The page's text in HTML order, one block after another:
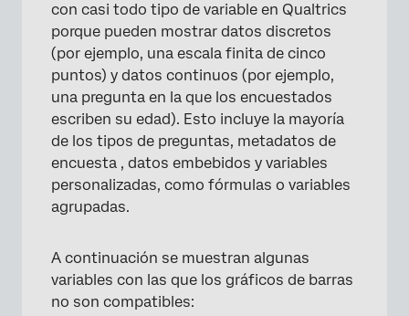
con casi todo tipo de variable en Qualtrics
porque pueden mostrar datos discretos
(por ejemplo, una escala finita de cinco
puntos) y datos continuos (por ejemplo,
una pregunta en la que los encuestados
escriben su edad). Esto incluye la mayoría
de los tipos de preguntas, metadatos de
encuesta , datos embebidos y variables
personalizadas, como fórmulas o variables
agrupadas.
A continuación se muestran algunas
variables con las que los gráficos de barras
no son compatibles: